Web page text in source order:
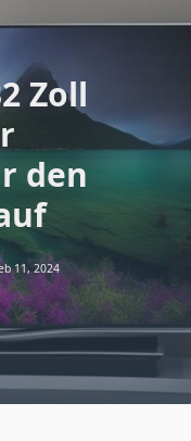
Zoll
den
11, 2024